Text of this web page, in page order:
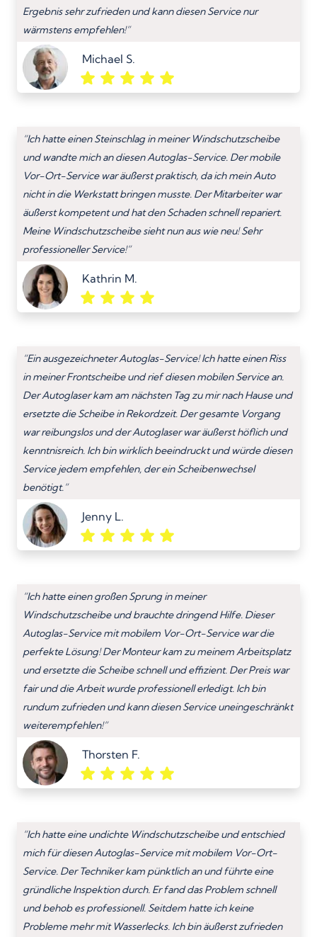
Ergebnis sehr zufrieden und kann diesen Service nur
wärmstens empfehlen!”
Michael S.
“Ich hatte einen Steinschlag in meiner Windschutzscheibe
und wandte mich an diesen Autoglas-Service. Der mobile
Vor-Ort-Service war äußerst praktisch, da ich mein Auto
nicht in die Werkstatt bringen musste. Der Mitarbeiter war
äußerst kompetent und hat den Schaden schnell repariert.
Meine Windschutzscheibe sieht nun aus wie neu! Sehr
professioneller Service!”
Kathrin M.
“Ein ausgezeichneter Autoglas-Service! Ich hatte einen Riss
in meiner Frontscheibe und rief diesen mobilen Service an.
Der Autoglaser kam am nächsten Tag zu mir nach Hause und
ersetzte die Scheibe in Rekordzeit. Der gesamte Vorgang
war reibungslos und der Autoglaser war äußerst höflich und
kenntnisreich. Ich bin wirklich beeindruckt und würde diesen
Service jedem empfehlen, der ein Scheibenwechsel
benötigt.”
Jenny L.
“Ich hatte einen großen Sprung in meiner
Windschutzscheibe und brauchte dringend Hilfe. Dieser
Autoglas-Service mit mobilem Vor-Ort-Service war die
perfekte Lösung! Der Monteur kam zu meinem Arbeitsplatz
und ersetzte die Scheibe schnell und effizient. Der Preis war
fair und die Arbeit wurde professionell erledigt. Ich bin
rundum zufrieden und kann diesen Service uneingeschränkt
weiterempfehlen!”
Thorsten F.
“Ich hatte eine undichte Windschutzscheibe und entschied
mich für diesen Autoglas-Service mit mobilem Vor-Ort-
Service. Der Techniker kam pünktlich an und führte eine
gründliche Inspektion durch. Er fand das Problem schnell
und behob es professionell. Seitdem hatte ich keine
Probleme mehr mit Wasserlecks. Ich bin äußerst zufrieden